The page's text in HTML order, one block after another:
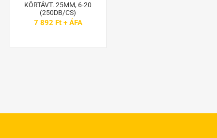
KÖRTÁVT. 25MM, 6-20
(250DB/CS)
7 892 Ft + ÁFA